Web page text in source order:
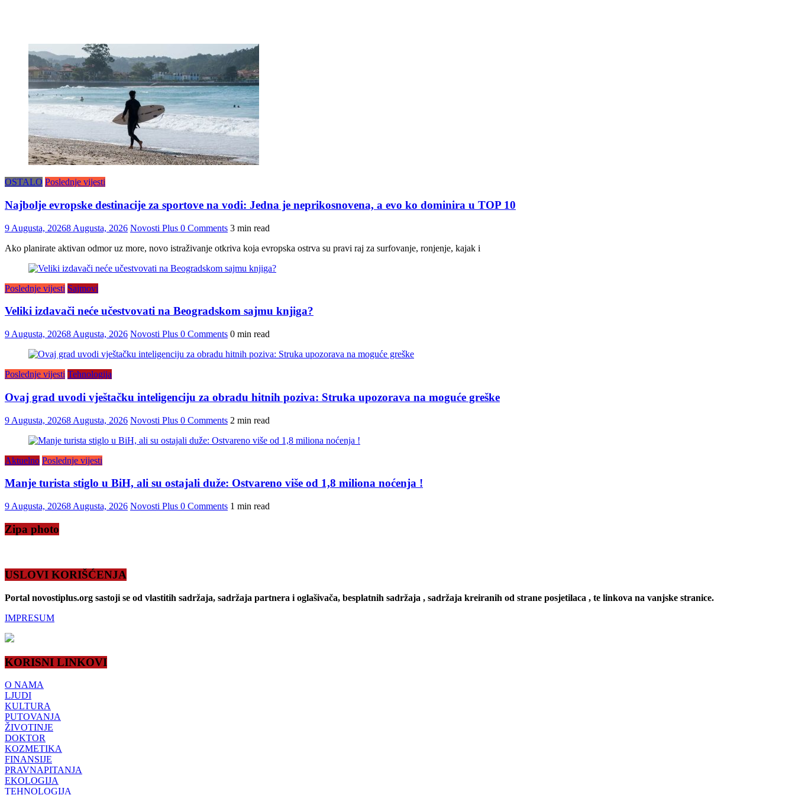
OSTALO Poslednje vijesti
Najbolje evropske destinacije za sportove na vodi: Jedna je neprikosnovena, a evo ko dominira u TOP 10
9 Augusta, 20268 Augusta, 2026 Novosti Plus 0 Comments 3 min read
Ako planirate aktivan odmor uz more, novo istraživanje otkriva koja evropska ostrva su pravi raj za surfovanje, ronjenje, kajak i
Poslednje vijesti Sajmovi
Veliki izdavači neće učestvovati na Beogradskom sajmu knjiga?
9 Augusta, 20268 Augusta, 2026 Novosti Plus 0 Comments 0 min read
Poslednje vijesti Tehnologija
Ovaj grad uvodi vještačku inteligenciju za obradu hitnih poziva: Struka upozorava na moguće greške
9 Augusta, 20268 Augusta, 2026 Novosti Plus 0 Comments 2 min read
Aktuelno Poslednje vijesti
Manje turista stiglo u BiH, ali su ostajali duže: Ostvareno više od 1,8 miliona noćenja !
9 Augusta, 20268 Augusta, 2026 Novosti Plus 0 Comments 1 min read
Zipa photo
USLOVI KORIŠĆENJA
Portal novostiplus.org sastoji se od vlastitih sadržaja, sadržaja partnera i oglašivača, besplatnih sadržaja , sadržaja kreiranih od strane posjetilaca , te linkova na vanjske stranice.
IMPRESUM
KORISNI LINKOVI
O NAMA
LJUDI
KULTURA
PUTOVANJA
ŽIVOTINJE
DOKTOR
KOZMETIKA
FINANSIJE
PRAVNAPITANJA
EKOLOGIJA
TEHNOLOGIJA